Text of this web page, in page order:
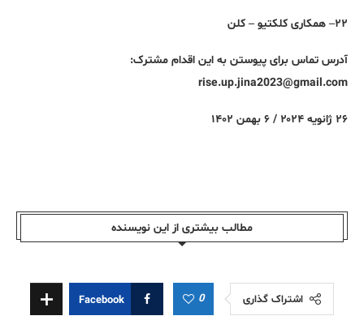
۲۲– همکاری کلکتیو – کلن
آدرس تماس برای پیوستن به این اقدام مشترک:
rise.up.jina2023@gmail.com
۲۶ ژانویه ۲۰۲۴ / ۶ بهمن ۱۴۰۲
مطالب بیشتری از این نویسندە
اشتراک گذاری 0
Facebook